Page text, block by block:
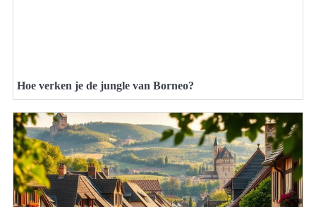
Hoe verken je de jungle van Borneo?